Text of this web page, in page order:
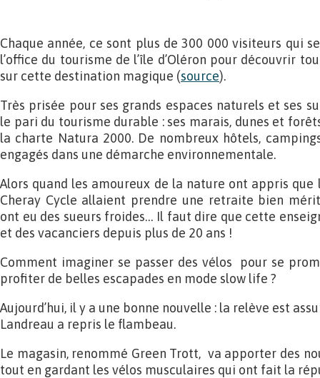
Chaque année, ce sont plus de 300 000 visiteurs qui
l’office du tourisme de l’île d’Oléron pour découvrir
sur cette destination magique (source).
Très prisée pour ses grands espaces naturels et ses
le pari du tourisme durable : ses marais, dunes et
la charte Natura 2000. De nombreux hôtels,
engagés dans une démarche environnementale.
Alors quand les amoureux de la nature ont appris
Cheray Cycle allaient prendre une retraite bien
ont eu des sueurs froides… Il faut dire que cette
et des vacanciers depuis plus de 20 ans !
Comment imaginer se passer des vélos pour se
profiter de belles escapades en mode slow life ?
Aujourd’hui, il y a une bonne nouvelle : la relève est
Landreau a repris le flambeau.
Le magasin, renommé Green Trott, va apporter des
tout en gardant les vélos musculaires qui ont fait la